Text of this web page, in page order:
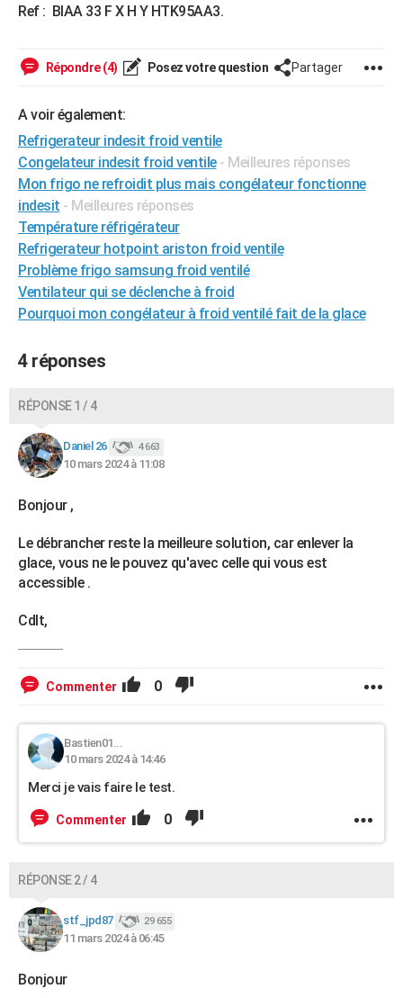
CARTE DE VOEUX
Dictionnaire
Biographies
Citations
Expressions
Proverbes
COPAINS D'AVANT
S'inscrire
Se connecter
Lycées
Collèges
Primaires
Universités
Entreprises
Service militaire
Avis de recherche
AVIS DE DÉCÈS
FORUM
Bricolage
Lifestyle
Culture
Sport
Auto
Television
Voyage
Cinema
Ref : BIAA 33 F X H Y HTK95AA3.
Répondre (4) Posez votre question Partager
A voir également:
Refrigerateur indesit froid ventile
Congelateur indesit froid ventile - Meilleures réponses
Mon frigo ne refroidit plus mais congélateur fonctionne
indesit - Meilleures réponses
Température réfrigérateur
Refrigerateur hotpoint ariston froid ventile
Problème frigo samsung froid ventilé
Ventilateur qui se déclenche à froid
Pourquoi mon congélateur à froid ventilé fait de la glace
4 réponses
RÉPONSE 1 / 4
Daniel 26 4 663
10 mars 2024 à 11:08
Bonjour ,
Le débrancher reste la meilleure solution, car enlever la
glace, vous ne le pouvez qu'avec celle qui vous est
accessible .
Cdlt,
Commenter 0
Bastien01...
10 mars 2024 à 14:46
Merci je vais faire le test.
Commenter 0
RÉPONSE 2 / 4
stf_jpd87 29 655
11 mars 2024 à 06:45
Bonjour